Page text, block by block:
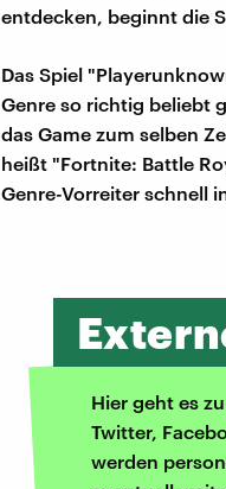
entdecken, beginnt die
Das Spiel
Genre so richtig beliebt
das Game zum selben
heißt "Fortnite: Battle
Genre-Vorreiter schnell
Hier geht es
Twitter,
werden